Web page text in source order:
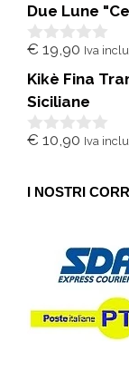
u
5
Due Lune
0
u
5
€ 19,90 Iva
Kikè Fina
Siciliane
0
5
€ 10,90 Iva
I NOSTRI